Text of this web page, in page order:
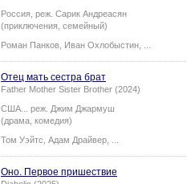
Россия, реж. Сарик Андреасян
(приключения, семейный)
Роман Панков Иван Охлобыстин
Отец мать сестра брат
Father Mother Sister Brother (2024)
США... реж. Джим Джармуш
(драма, комедия)
Том Уэйтс Адам Драйвер
Оно. Первое пришествие